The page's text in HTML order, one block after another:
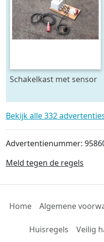
Schakelkast met sensor
Bekijk alle 332
Advertentienummer:
Meld tegen de regels
Home Algemene
Huisregels Veilig